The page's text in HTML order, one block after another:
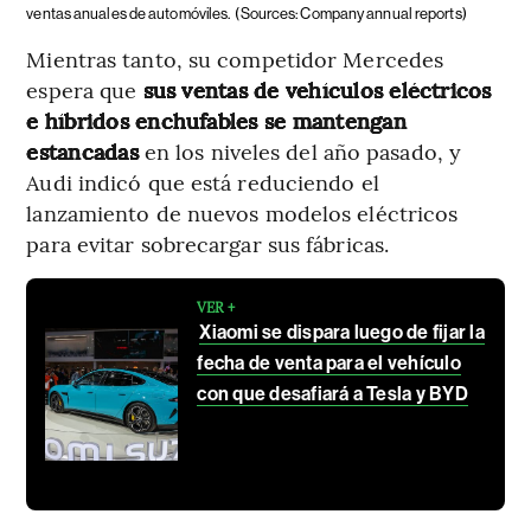
ventas anuales de automóviles. (Sources: Company annual reports)
Mientras tanto, su competidor Mercedes
espera que sus ventas de vehículos eléctricos
e híbridos enchufables se mantengan
estancadasen los niveles del año pasado, y
Audi indicó que está reduciendo el
lanzamiento de nuevos modelos eléctricos
para evitar sobrecargar sus fábricas.
VER +
Xiaomi se dispara luego de fijar la
fecha de venta para el vehículo
con que desafiará a Tesla y BYD